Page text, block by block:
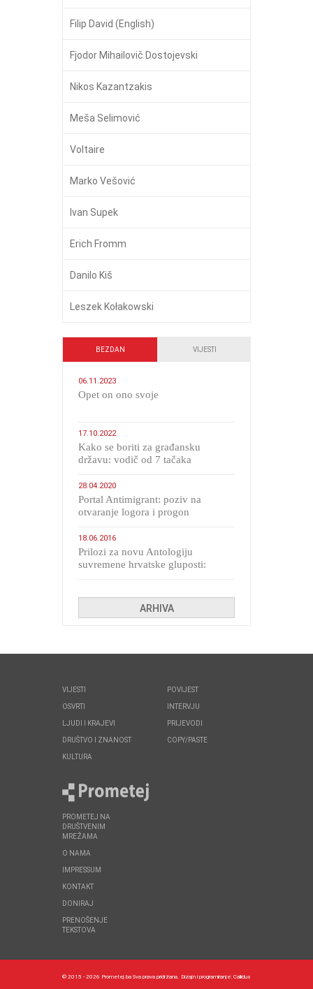
Filip David (English)
Fjodor Mihailovič Dostojevski
Nikos Kazantzakis
Meša Selimović
Voltaire
Marko Vešović
Ivan Supek
Erich Fromm
Danilo Kiš
Leszek Kołakowski
BEZDAN VIJESTI
06.11.2023
​Opet on ono svoje
17.10.2022
Kako se boriti za građansku
državu: vodič od 7 tačaka
28.04.2020
Portal Antimigrant: poziv na
otvaranje logora i progon
18.06.2016
Prilozi za novu Antologiju
suvremene hrvatske gluposti:
ARHIVA
VIJESTI
OSVRTI
LJUDI I KRAJEVI
DRUŠTVO I ZNANOST
KULTURA
POVIJEST
INTERVJU
PRIJEVODI
COPY/PASTE
PROMETEJ NA
DRUŠTVENIM
MREŽAMA
O NAMA
IMPRESSUM
KONTAKT
DONIRAJ
PRENOŠENJE
TEKSTOVA
© 2015 - 2026 Prometej.ba Sva prava pridržana. Dizajn i programiranje: Callidus